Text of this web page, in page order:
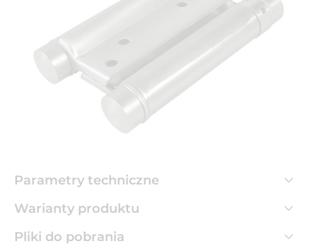
Parametry techniczne
Warianty produktu
Pliki do pobrania